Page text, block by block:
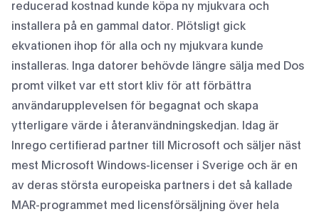
reducerad kostnad kunde köpa ny mjukvara och
installera på en gammal dator. Plötsligt gick
ekvationen ihop för alla och ny mjukvara kunde
installeras. Inga datorer behövde längre sälja med Dos
promt vilket var ett stort kliv för att förbättra
användarupplevelsen för begagnat och skapa
ytterligare värde i återanvändningskedjan. Idag är
Inrego certifierad partner till Microsoft och säljer näst
mest Microsoft Windows-licenser i Sverige och är en
av deras största europeiska partners i det så kallade
MAR-programmet med licensförsäljning över hela